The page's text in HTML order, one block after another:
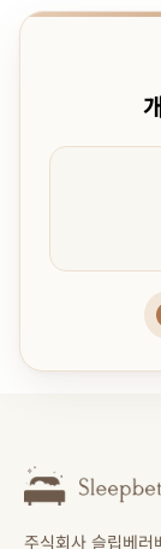
주식회사 슬립베러